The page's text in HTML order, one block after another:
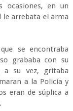
ocasiones, en un
le arrebata el arma
se encontraba
grababa con su
a su vez, gritaba
a la Policía y
eran de súplica a